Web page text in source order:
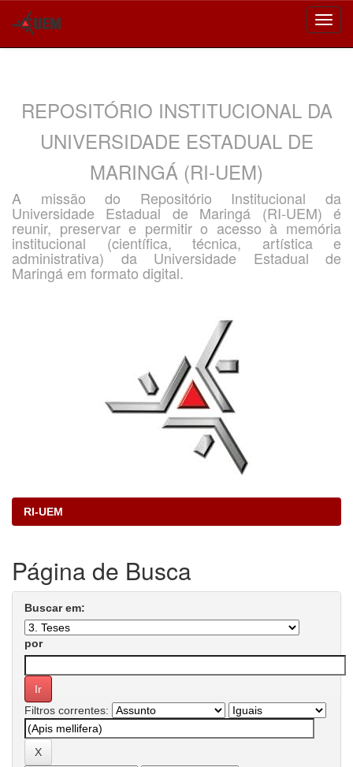
REPOSITÓRIO INSTITUCIONAL DA
UNIVERSIDADE ESTADUAL DE
MARINGÁ (RI-UEM)
A missão do Repositório Institucional da
Universidade Estadual de Maringá (RI-UEM) é
reunir, preservar e permitir o acesso à memória
institucional (científica, técnica, artística e
administrativa) da Universidade Estadual de
Maringá em formato digital.
RI-UEM
Página de Busca
Buscar em:
por
Filtros correntes: